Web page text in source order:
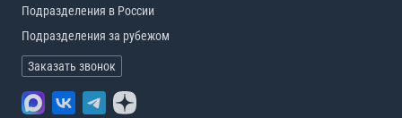
Подразделения в России
Подразделения за рубежом
Заказать звонок